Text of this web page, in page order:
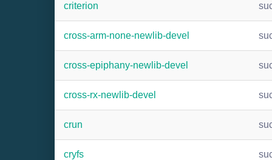
criterion
cross-arm-none-newlib-devel
cross-epiphany-newlib-devel
cross-rx-newlib-devel
crun
cryfs